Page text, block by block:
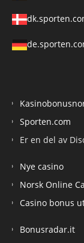
Sporten.com
Er en del av
Nye casino
Norsk Online
Casino bonus
Bonusradar.it